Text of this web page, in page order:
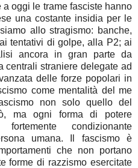
oggi le trame fasciste hanno
una costante insidia per le
allo stragismo: banche,
tentativi di golpe, alla P2; ai
ancora in gran parte da
centrali straniere delegate ad
delle forze popolari in
come mentalità del me
non solo quello del
ma ogni forma di potere
condizionante
umana. Il fascismo è
che non portano
forme di razzismo esercitate